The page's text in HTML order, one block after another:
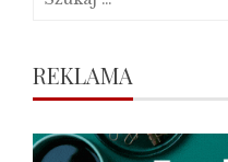
REKLAMA